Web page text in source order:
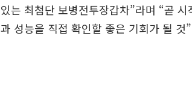
있는 최첨단 보병전투장갑차”라며 “곧
과 성능을 직접 확인할 좋은 기회가 될 것